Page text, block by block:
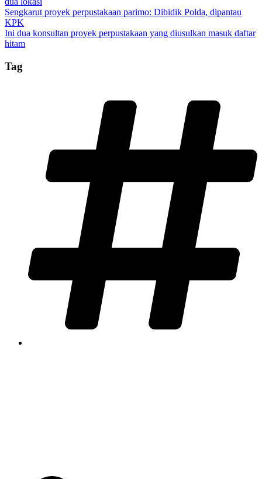
Sengkarut proyek perpustakaan parimo: Dibidik Polda, dipantau
KPK
Ini dua konsultan proyek perpustakaan yang diusulkan masuk daftar
hitam
Tag